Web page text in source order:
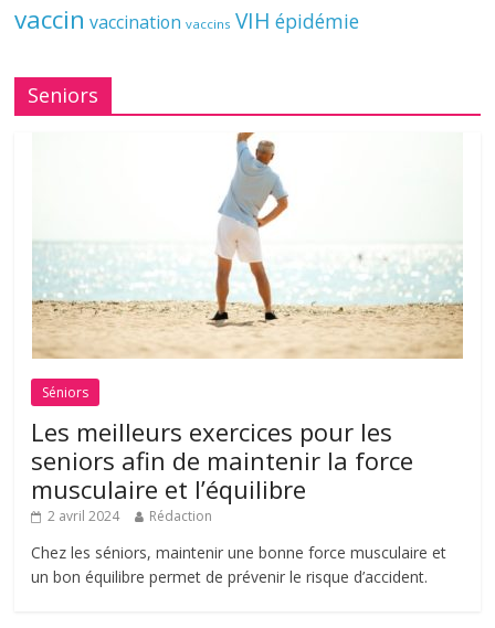
vaccin vaccination vaccins VIH épidémie
Seniors
Séniors
Les meilleurs exercices pour les
seniors afin de maintenir la force
musculaire et l’équilibre
2 avril 2024 Rédaction
Chez les séniors, maintenir une bonne force musculaire et
un bon équilibre permet de prévenir le risque d’accident.